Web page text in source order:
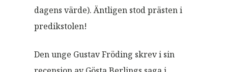
dagens värde). Äntligen stod prästen i
predikstolen!
Den unge Gustav Fröding skrev i sin